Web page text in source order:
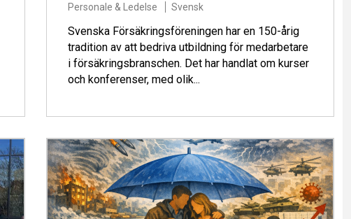
Personale & Ledelse Svensk
Svenska Försäkringsföreningen har en 150-årig
tradition av att bedriva utbildning för medarbetare
i försäkringsbranschen. Det har handlat om kurser
och konferenser, med olik...